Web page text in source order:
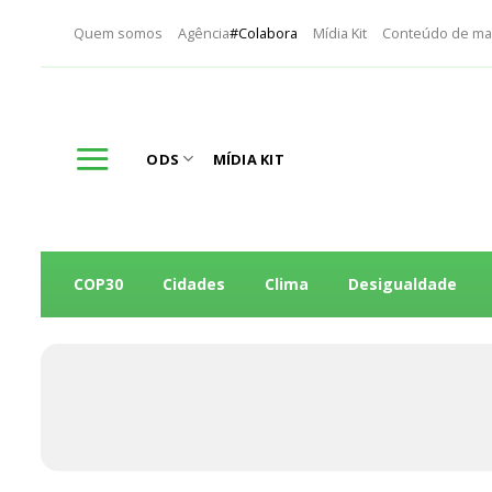
Quem somos Agência#Colabora Mídia Kit Conteúdo de
ODS MÍDIA KIT
COP30 Cidades Clima Desigualdade